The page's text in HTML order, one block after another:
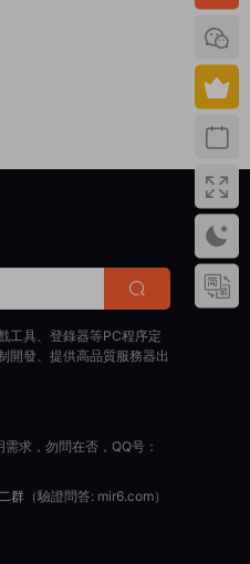
工具、登錄器等PC程序定
開發、提供高品質服務器出
求，勿問在否，QQ号：
群（驗證問答: mir6.com）